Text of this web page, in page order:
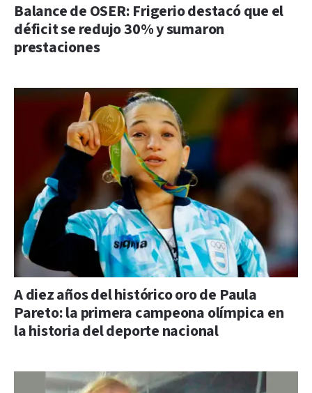
Balance de OSER: Frigerio destacó que el
déficit se redujo 30% y sumaron
prestaciones
A diez años del histórico oro de Paula
Pareto: la primera campeona olímpica en
la historia del deporte nacional